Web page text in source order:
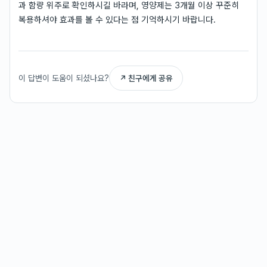
과 함량 위주로 확인하시길 바라며, 영양제는 3개월 이상 꾸준히
복용하셔야 효과를 볼 수 있다는 점 기억하시기 바랍니다.
이 답변이 도움이 되셨나요? ↗ 친구에게 공유